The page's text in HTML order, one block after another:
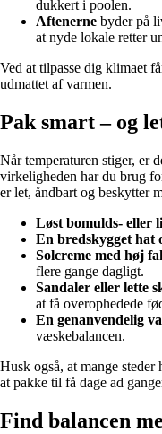
dukkert i poolen.
Aftenerne byder på
at nyde lokale retter
Ved at tilpasse dig klimaet
udmattet af varmen.
Pak smart – og
Når temperaturen stiger, er
virkeligheden har du brug
er let, åndbart og beskytter
Løst bomulds- eller
En bredskygget hat
Solcreme med høj
flere gange dagligt.
Sandaler eller lette
at få overophedede
En genanvendelig
væskebalancen.
Husk også, at mange steder
at pakke til få dage ad
Find balancen